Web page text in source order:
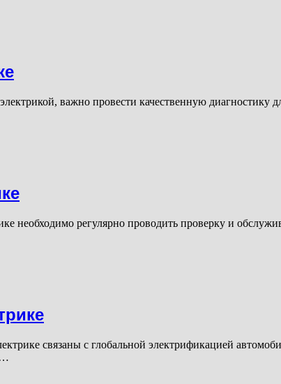
важно провести качественную диагностику
необходимо регулярно проводить проверку и
связаны с глобальной электрификацией